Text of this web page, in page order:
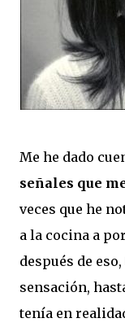
Me he dado
señales que
veces que he
a la cocina a
después de
sensación,
tenía en